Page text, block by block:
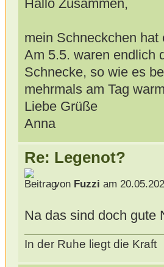
Hallo Zusammen,
mein Schneckchen hat
Am 5.5. waren endlich
Schnecke, so wie es
mehrmals am Tag
Liebe Grüße
Anna
Re: Legenot?
von Fuzzi am
Na das sind doch gute
In der Ruhe liegt die Kraft